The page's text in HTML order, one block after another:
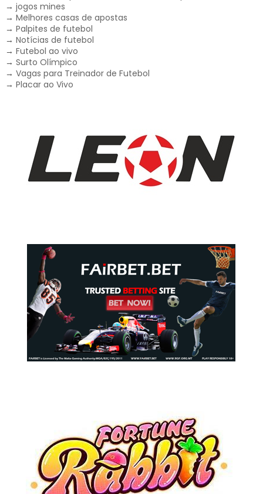
→ jogos mines
→ Melhores casas de apostas
→ Palpites de futebol
→ Notícias de futebol
→ Futebol ao vivo
→ Surto Olímpico
→ Vagas para Treinador de Futebol
→ Placar ao Vivo